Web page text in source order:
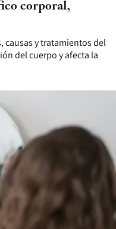
causas y tratamientos del
del cuerpo y afecta la
corporal,